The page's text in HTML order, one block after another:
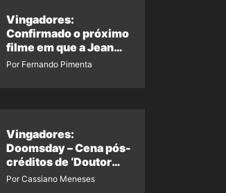
Vingadores:
Confirmado o próximo
filme em que a Jean
Grey irá aparecer
Por Fernando Pimenta
Vingadores:
Doomsday – Cena pós-
créditos de ‘Doutor
Destino’ é revelada
Por Cassiano Meneses